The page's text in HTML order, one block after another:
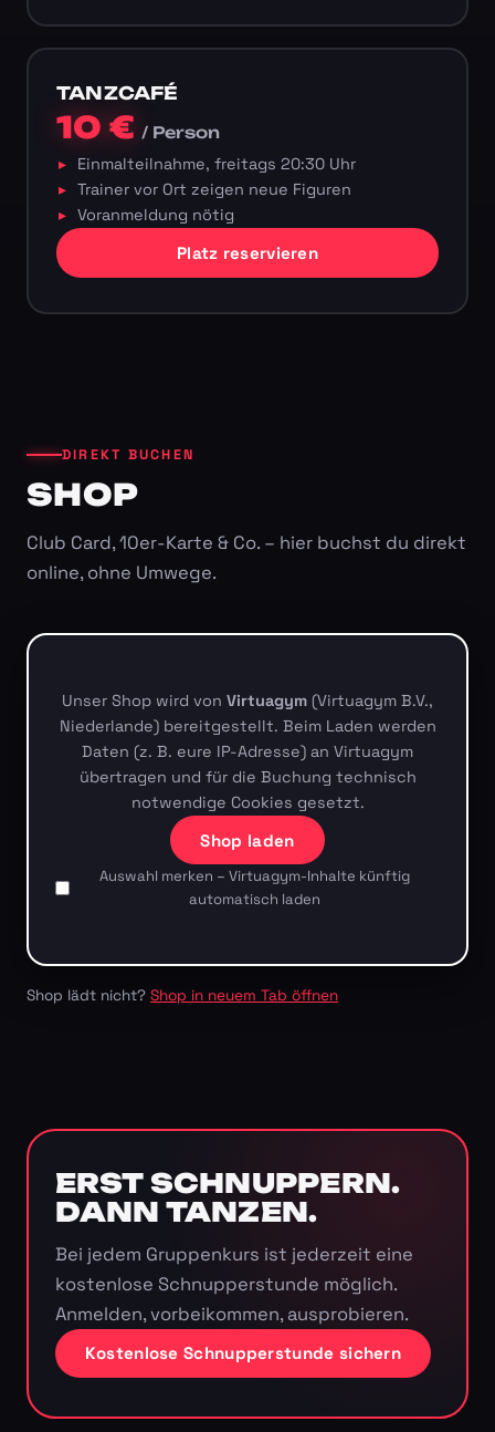
TANZCAFÉ
10 €/ Person
Einmalteilnahme, freitags 20:30 Uhr
Trainer vor Ort zeigen neue Figuren
Voranmeldung nötig
Platz reservieren
DIREKT BUCHEN
SHOP
Club Card, 10er-Karte & Co. – hier buchst du direkt
online, ohne Umwege.
Unser Shop wird von Virtuagym (Virtuagym B.V.,
Niederlande) bereitgestellt. Beim Laden werden
Daten (z. B. eure IP-Adresse) an Virtuagym
übertragen und für die Buchung technisch
notwendige Cookies gesetzt.
Shop laden
Auswahl merken – Virtuagym-Inhalte künftig
automatisch laden
Shop lädt nicht? Shop in neuem Tab öffnen
ERST SCHNUPPERN.
DANN TANZEN.
Bei jedem Gruppenkurs ist jederzeit eine
kostenlose Schnupperstunde möglich.
Anmelden, vorbeikommen, ausprobieren.
Kostenlose Schnupperstunde sichern